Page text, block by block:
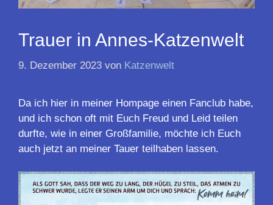
Trauer in Annes-Katzenwelt
9. Dezember 2023 von Katzenwelt
Da ich hier in meiner Hompage einen Fanclub habe,
und ich schon oft mit Euch Freud und Leid teilen
durfte, wie in einer Großfamilie, möchte ich Euch
auch jetzt an meiner Tauer teilhaben lassen.